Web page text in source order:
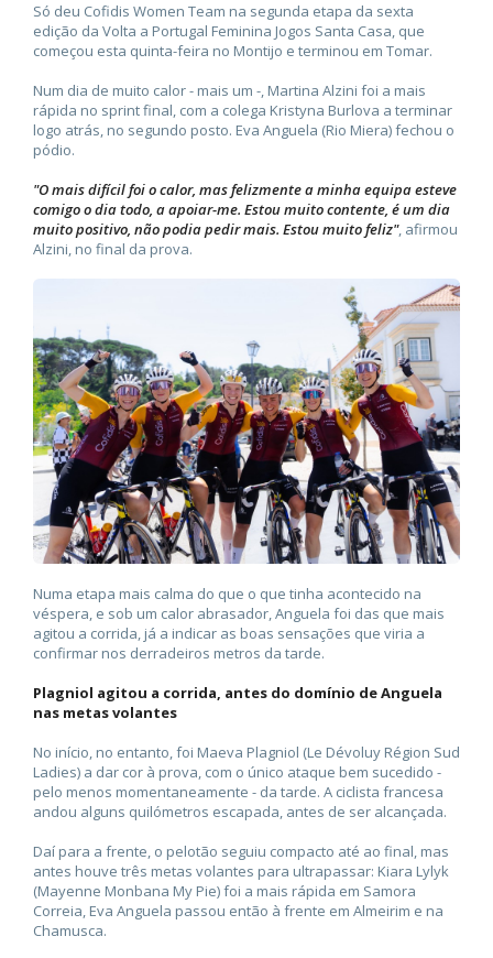
Só deu Cofidis Women Team na segunda etapa da sexta
edição da Volta a Portugal Feminina Jogos Santa Casa, que
começou esta quinta-feira no Montijo e terminou em Tomar.
Num dia de muito calor - mais um -, Martina Alzini foi a mais
rápida no sprint final, com a colega Kristyna Burlova a terminar
logo atrás, no segundo posto. Eva Anguela (Rio Miera) fechou o
pódio.
"O mais difícil foi o calor, mas felizmente a minha equipa esteve
comigo o dia todo, a apoiar-me. Estou muito contente, é um dia
muito positivo, não podia pedir mais. Estou muito feliz", afirmou
Alzini, no final da prova.
Numa etapa mais calma do que o que tinha acontecido na
véspera, e sob um calor abrasador, Anguela foi das que mais
agitou a corrida, já a indicar as boas sensações que viria a
confirmar nos derradeiros metros da tarde.
Plagniol agitou a corrida, antes do domínio de Anguela
nas metas volantes
No início, no entanto, foi Maeva Plagniol (Le Dévoluy Région Sud
Ladies) a dar cor à prova, com o único ataque bem sucedido -
pelo menos momentaneamente - da tarde. A ciclista francesa
andou alguns quilómetros escapada, antes de ser alcançada.
Daí para a frente, o pelotão seguiu compacto até ao final, mas
antes houve três metas volantes para ultrapassar: Kiara Lylyk
(Mayenne Monbana My Pie) foi a mais rápida em Samora
Correia, Eva Anguela passou então à frente em Almeirim e na
Chamusca.